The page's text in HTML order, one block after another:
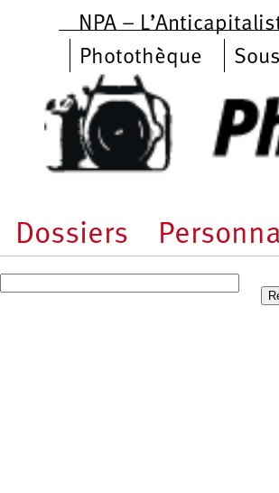
Aller au contenu principal
NPA –
Photothèque
Dossiers